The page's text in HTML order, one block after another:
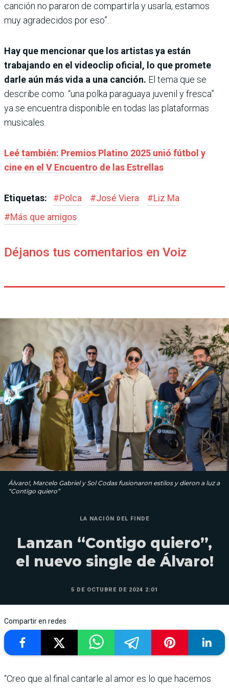
canción no pararon de compartirla y usarla, estamos
muy agradecidos por eso”.
Hay que mencionar que los artistas ya están
trabajando en el videoclip oficial, lo que promete
darle aún más vida a una canción. El tema que se
describe como: “una polka paraguaya juvenil y fresca”
ya se encuentra disponible en todas las plataformas
musicales.
Leé también: Premios Platino 2025 unió fútbol y
cine en el V Encuentro de las Estrellas
Etiquetas: #Polca #José Viera #Liz Ma
#Más que amigos
Déjanos tus comentarios en Voiz
Álvaro!, Marcelo Gabriel y Sol Codas fusionaron estilos y dieron a luz a
“Contigo quiero”
LA NACIÓN DEL FINDE
Lanzan “Contigo quiero”,
el nuevo single de Álvaro!
5 DE OCTUBRE DE 2024 2:01
Compartir en redes
“Creo que al final cantarle al amor es lo que hacemos